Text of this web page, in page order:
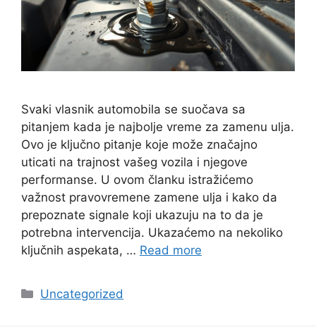
Svaki vlasnik automobila se suočava sa
pitanjem kada je najbolje vreme za zamenu ulja.
Ovo je ključno pitanje koje može značajno
uticati na trajnost vašeg vozila i njegove
performanse. U ovom članku istražićemo
važnost pravovremene zamene ulja i kako da
prepoznate signale koji ukazuju na to da je
potrebna intervencija. Ukazaćemo na nekoliko
ključnih aspekata, … Read more
Categories
Uncategorized